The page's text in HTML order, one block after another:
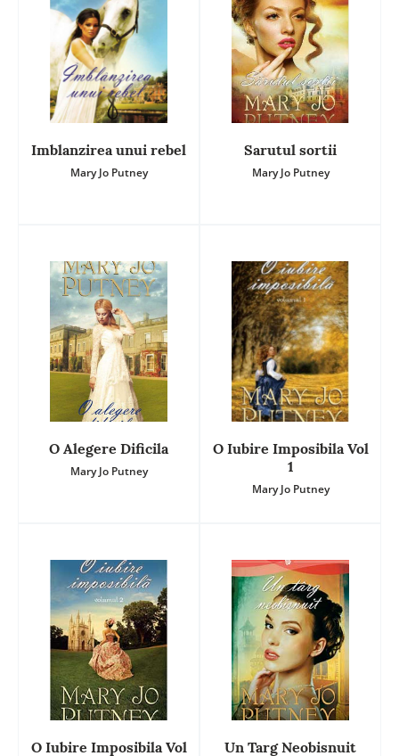
Imblanzirea unui rebel
Mary Jo Putney
Sarutul sortii
Mary Jo Putney
O Alegere Dificila
Mary Jo Putney
O Iubire Imposibila Vol
1
Mary Jo Putney
O Iubire Imposibila Vol Un Targ Neobisnuit